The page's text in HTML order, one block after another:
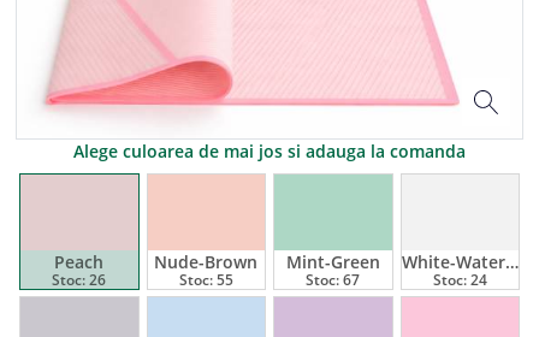
Alege culoarea de mai jos si adauga la comanda
Peach
Stoc:26
Nude-Brown
Stoc:55
Mint-Green
Stoc:67
White-Water Pink
Stoc:24